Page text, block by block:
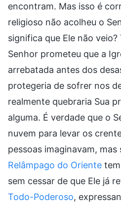
encontram. Mas isso é
religioso não acolheu o
significa que Ele não
Senhor prometeu que a
arrebatada antes dos
protegeria de sofrer nos
realmente quebraria Sua
alguma. É verdade que o
nuvem para levar os
pessoas imaginavam, mas
Relâmpago do Oriente
sem cessar de que Ele já
Todo-Poderoso,